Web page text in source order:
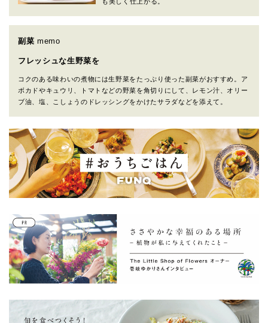
副菜 memo
フレッシュな生野菜を
コクのある味わいの煮物には生野菜をたっぷり使った副菜がおすすめ。ア
ボカドやキュウリ、トマトなどの野菜を角切りにして、レモン汁、オリー
ブ油、塩、こしょうのドレッシングをかけたサラダなどを添えて。